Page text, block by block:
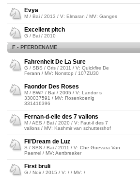
Evya
M / Bai / 2013 / V: Elmaran / MV: Ganges
Excellent pitch
G / Bai / 2010
F - PFERDENAME
Fahrenheit De La Sure
G / SBS / Gris / 2011 / V: Quickfire De
Ferann / MV: Nonstop / 107ZU30
Faondor Des Roses
M / BWP / Bai / 2005 / V: Landor s
330037591 / MV: Rosenkoenig
331416396
Fernan-d-elle des 7 vallons
M / AES / Bai / 2020 / V: Faut-il des 7
vallons / MV: Kashmir van schuttershof
Fil'Dream de Luz
S / SBS / Bai / 2011 / V: Che Guevara Van
Paemel / MV: Aertbreaker
First bruli
G / Noir / 2015 / V: / / MV: /